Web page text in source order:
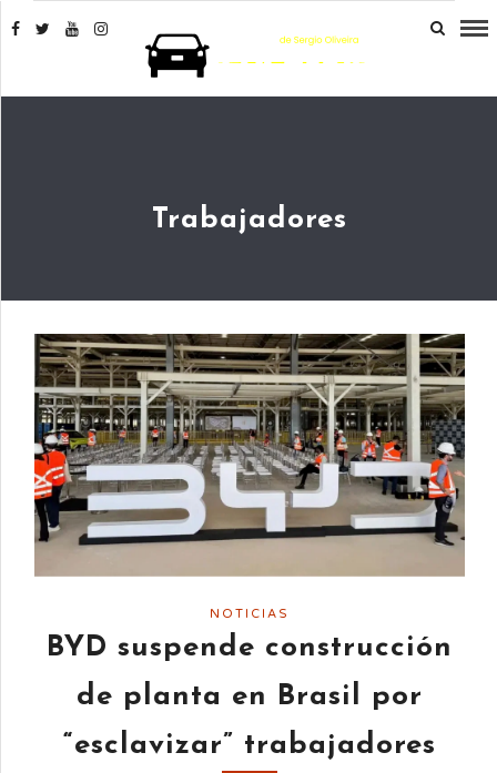
Trabajadores
NOTICIAS
BYD suspende construcción
de planta en Brasil por
“esclavizar” trabajadores